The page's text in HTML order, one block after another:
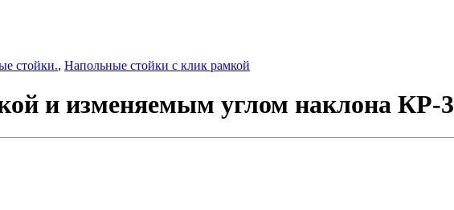
стойки., Напольные стойки с клик рамкой
и изменяемым углом наклона КР-3